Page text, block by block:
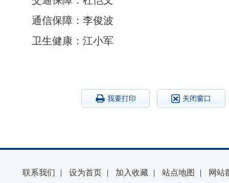
通信保障：李俊波
卫生健康：江小军
我要打印 关闭窗口
联系我们 | 设为首页 | 加入收藏 | 站点地图 | 网站